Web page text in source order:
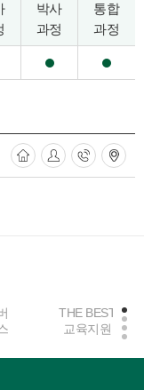
박사
과정
통합
과정
THE BEST
교육지원